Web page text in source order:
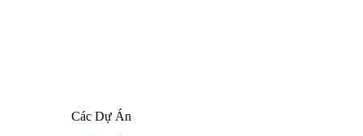
Các Dự Án